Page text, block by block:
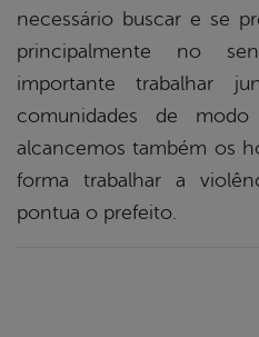
necessário buscar e se
principalmente no
importante trabalhar
comunidades de
alcancemos também os
forma trabalhar a
pontua o prefeito.